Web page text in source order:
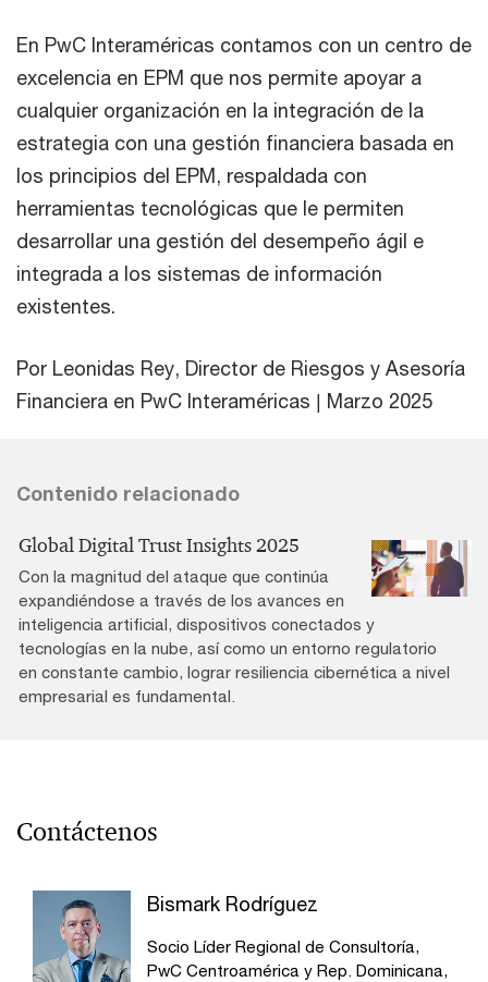
En PwC Interaméricas contamos con un centro de
excelencia en EPM que nos permite apoyar a
cualquier organización en la integración de la
estrategia con una gestión financiera basada en
los principios del EPM, respaldada con
herramientas tecnológicas que le permiten
desarrollar una gestión del desempeño ágil e
integrada a los sistemas de información
existentes.
Por Leonidas Rey, Director de Riesgos y Asesoría
Financiera en PwC Interaméricas | Marzo 2025
Contenido relacionado
Global Digital Trust Insights 2025
Con la magnitud del ataque que continúa
expandiéndose a través de los avances en
inteligencia artificial, dispositivos conectados y
tecnologías en la nube, así como un entorno regulatorio
en constante cambio, lograr resiliencia cibernética a nivel
empresarial es fundamental.
Contáctenos
Bismark Rodríguez
Socio Líder Regional de Consultoría,
PwC Centroamérica y Rep. Dominicana,